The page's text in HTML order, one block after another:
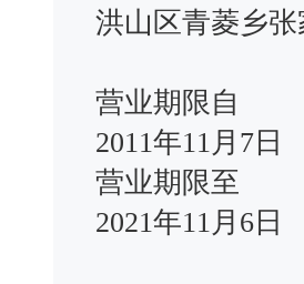
洪山区青菱乡
营业期限自
2011年11月7日
营业期限至
2021年11月6日